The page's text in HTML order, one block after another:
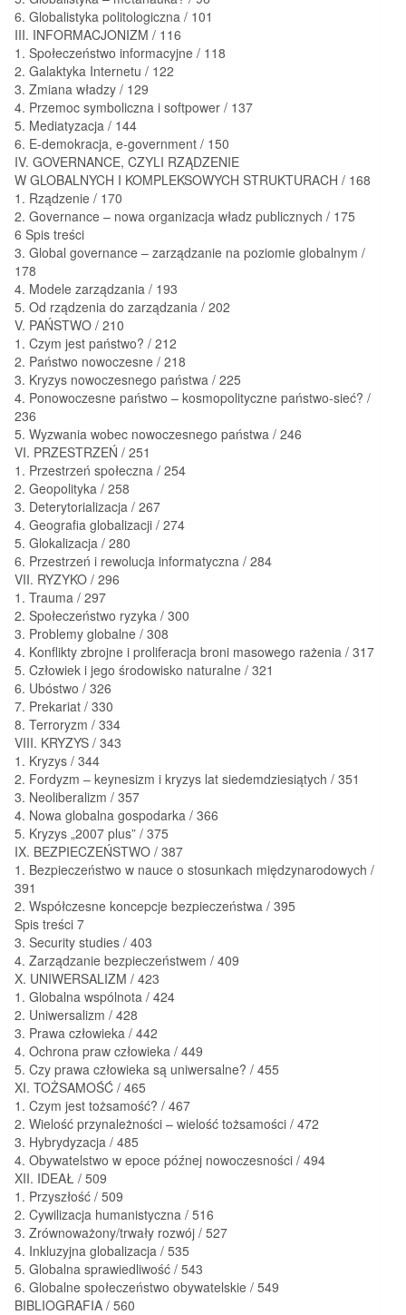
6. Globalistyka politologiczna / 101
III. INFORMACJONIZM / 116
1. Społeczeństwo informacyjne / 118
2. Galaktyka Internetu / 122
3. Zmiana władzy / 129
4. Przemoc symboliczna i softpower / 137
5. Mediatyzacja / 144
6. E-demokracja, e-government / 150
IV. GOVERNANCE, CZYLI RZĄDZENIE
W GLOBALNYCH I KOMPLEKSOWYCH STRUKTURACH / 168
1. Rządzenie / 170
2. Governance – nowa organizacja władz publicznych / 175
6 Spis treści
3. Global governance – zarządzanie na poziomie globalnym /
178
4. Modele zarządzania / 193
5. Od rządzenia do zarządzania / 202
V. PAŃSTWO / 210
1. Czym jest państwo? / 212
2. Państwo nowoczesne / 218
3. Kryzys nowoczesnego państwa / 225
4. Ponowoczesne państwo – kosmopolityczne państwo-sieć? /
236
5. Wyzwania wobec nowoczesnego państwa / 246
VI. PRZESTRZEŃ / 251
1. Przestrzeń społeczna / 254
2. Geopolityka / 258
3. Deterytorializacja / 267
4. Geografia globalizacji / 274
5. Glokalizacja / 280
6. Przestrzeń i rewolucja informatyczna / 284
VII. RYZYKO / 296
1. Trauma / 297
2. Społeczeństwo ryzyka / 300
3. Problemy globalne / 308
4. Konflikty zbrojne i proliferacja broni masowego rażenia / 317
5. Człowiek i jego środowisko naturalne / 321
6. Ubóstwo / 326
7. Prekariat / 330
8. Terroryzm / 334
VIII. KRYZYS / 343
1. Kryzys / 344
2. Fordyzm – keynesizm i kryzys lat siedemdziesiątych / 351
3. Neoliberalizm / 357
4. Nowa globalna gospodarka / 366
5. Kryzys „2007 plus” / 375
IX. BEZPIECZEŃSTWO / 387
1. Bezpieczeństwo w nauce o stosunkach międzynarodowych /
391
2. Współczesne koncepcje bezpieczeństwa / 395
Spis treści 7
3. Security studies / 403
4. Zarządzanie bezpieczeństwem / 409
X. UNIWERSALIZM / 423
1. Globalna wspólnota / 424
2. Uniwersalizm / 428
3. Prawa człowieka / 442
4. Ochrona praw człowieka / 449
5. Czy prawa człowieka są uniwersalne? / 455
XI. TOŻSAMOŚĆ / 465
1. Czym jest tożsamość? / 467
2. Wielość przynależności – wielość tożsamości / 472
3. Hybrydyzacja / 485
4. Obywatelstwo w epoce późnej nowoczesności / 494
XII. IDEAŁ / 509
1. Przyszłość / 509
2. Cywilizacja humanistyczna / 516
3. Zrównoważony/trwały rozwój / 527
4. Inkluzyjna globalizacja / 535
5. Globalna sprawiedliwość / 543
6. Globalne społeczeństwo obywatelskie / 549
BIBLIOGRAFIA / 560